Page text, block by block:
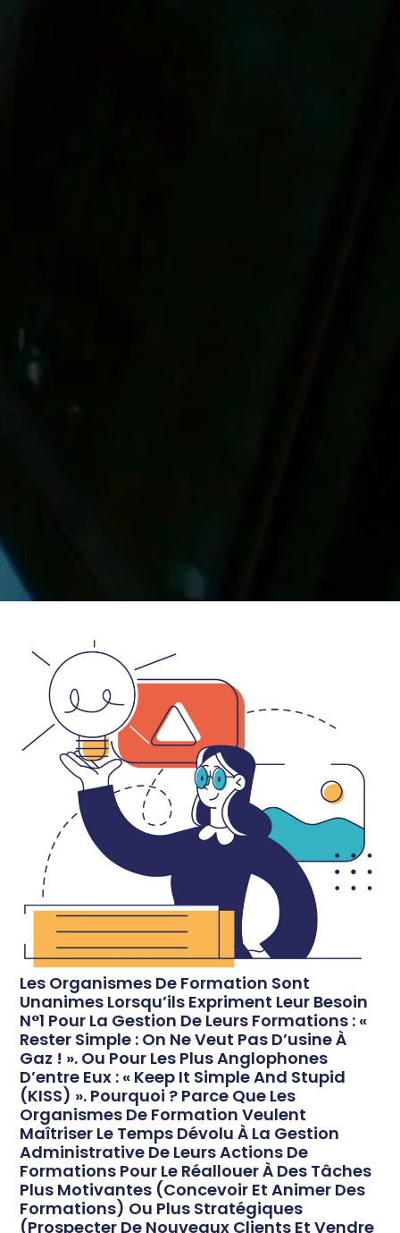
Les Organismes De Formation Sont
Unanimes Lorsqu’ils Expriment Leur Besoin
N°1 Pour La Gestion De Leurs Formations : «
Rester Simple : On Ne Veut Pas D’usine À
Gaz ! ». Ou Pour Les Plus Anglophones
D’entre Eux : « Keep It Simple And Stupid
(KISS) ». Pourquoi ? Parce Que Les
Organismes De Formation Veulent
Maîtriser Le Temps Dévolu À La Gestion
Administrative De Leurs Actions De
Formations Pour Le Réallouer À Des Tâches
Plus Motivantes (concevoir Et Animer Des
Formations) Ou Plus Stratégiques
(prospecter De Nouveaux Clients Et Vendre